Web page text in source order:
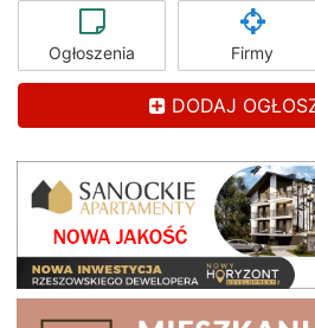
Ogłoszenia Firmy
DODAJ